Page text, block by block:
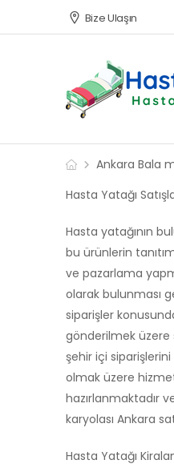
Bize Ulaşın
Ankara Bala
Hasta Yatağı
Hasta yatağının
bu ürünlerin
ve pazarlama
olarak bulunması
siparişler
gönderilmek üzere
şehir içi
olmak üzere
hazırlanmaktadır
karyolası Ankara
Hasta Yatağı